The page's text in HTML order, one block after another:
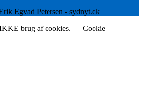
Egvad Petersen - sydnyt.dk
brug af cookies.
Cookie